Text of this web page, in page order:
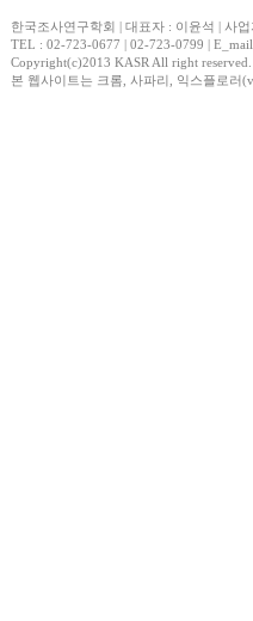
한국조사연구학회 | 대표자 : 이윤석 | 사
TEL : 02-723-0677 | 02-723-0799 | E_mail
Copyright(c)2013 KASR All right
본 웹사이트는 크롬, 사파리, 익스플로러